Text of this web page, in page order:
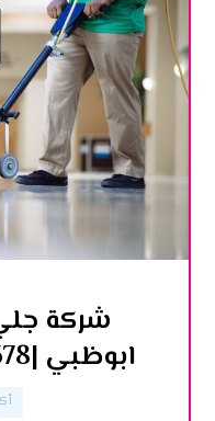
شركة
ابوظبي |0545307678| تلميع